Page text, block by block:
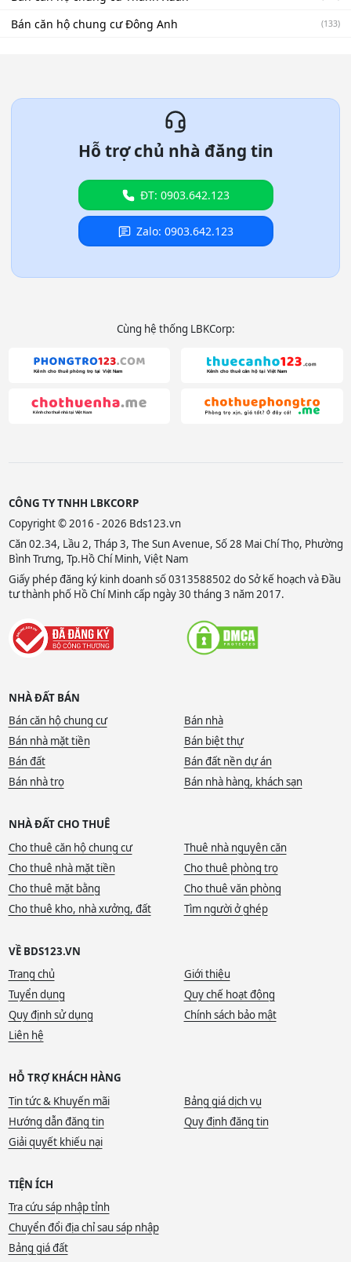
Bán căn hộ chung cư Đông Anh (133)
Hỗ trợ chủ nhà đăng tin
ĐT: 0903.642.123
Zalo: 0903.642.123
Cùng hệ thống LBKCorp:
CÔNG TY TNHH LBKCORP
Copyright © 2016 - 2026 Bds123.vn
Căn 02.34, Lầu 2, Tháp 3, The Sun Avenue, Số 28 Mai Chí Thọ, Phường
Bình Trưng, Tp.Hồ Chí Minh, Việt Nam
Giấy phép đăng ký kinh doanh số 0313588502 do Sở kế hoạch và Đầu
tư thành phố Hồ Chí Minh cấp ngày 30 tháng 3 năm 2017.
NHÀ ĐẤT BÁN
Bán căn hộ chung cư
Bán nhà
Bán nhà mặt tiền
Bán biệt thự
Bán đất
Bán đất nền dự án
Bán nhà trọ
Bán nhà hàng, khách sạn
NHÀ ĐẤT CHO THUÊ
Cho thuê căn hộ chung cư
Thuê nhà nguyên căn
Cho thuê nhà mặt tiền
Cho thuê phòng trọ
Cho thuê mặt bằng
Cho thuê văn phòng
Cho thuê kho, nhà xưởng, đất
Tìm người ở ghép
VỀ BDS123.VN
Trang chủ
Giới thiệu
Tuyển dụng
Quy chế hoạt động
Quy định sử dụng
Chính sách bảo mật
Liên hệ
HỖ TRỢ KHÁCH HÀNG
Tin tức & Khuyến mãi
Bảng giá dịch vụ
Hướng dẫn đăng tin
Quy định đăng tin
Giải quyết khiếu nại
TIỆN ÍCH
Tra cứu sáp nhập tỉnh
Chuyển đổi địa chỉ sau sáp nhập
Bảng giá đất